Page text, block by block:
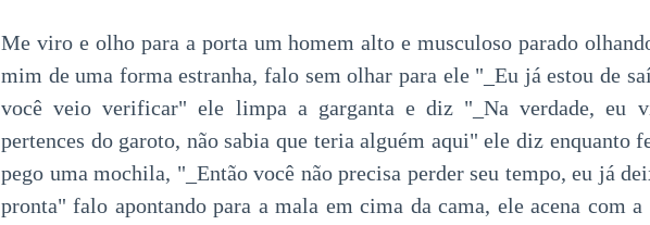
Me viro e olho para a porta um homem alto e musculoso parado
mim de uma forma estranha, falo sem olhar para ele "_Eu já estou de
você veio verificar" ele limpa a garganta e diz "_Na verdade, eu
pertences do garoto, não sabia que teria alguém aqui" ele diz enquanto
pego uma mochila, "_Então você não precisa perder seu tempo, eu já
pronta" falo apontando para a mala em cima da cama, ele acena com